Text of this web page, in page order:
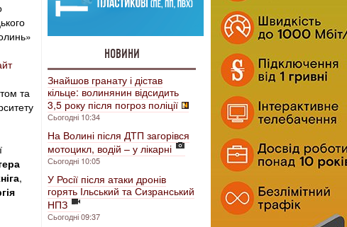
та
,
НОВИНИ
Знайшов гранату і дістав
кільце: волинянин відсидить
3,5 року після погроз поліції
Сьогодні 10:34
На Волині після ДТП загорівся
мотоцикл, водій – у лікарні
Сьогодні 10:05
У Росії після атаки дронів
горять Ільський та Сизранський
НПЗ
Сьогодні 09:37